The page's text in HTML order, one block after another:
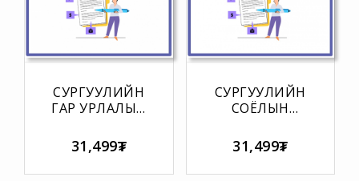
СУРГУУЛИЙН
ГАР УРЛАЛЫН
АЖЛЫН
БАЙРНЫ
ТОДОРХОЙЛОЛТ
31,499₮
СУРГУУЛИЙН
СОЁЛЫН
НОМЫН
САНЧИЙН
АЖЛЫН
31,499₮